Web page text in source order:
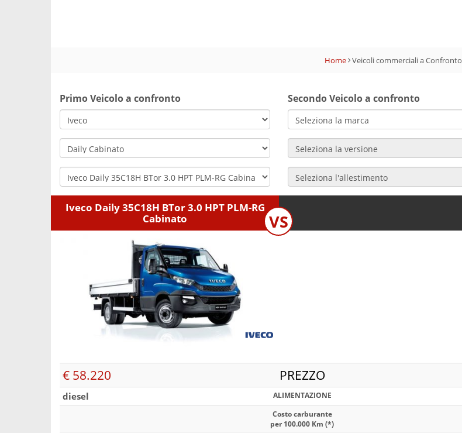
Home Veicoli commerciali a Confronto
Primo Veicolo a confronto Secondo Veicolo a confronto
Iveco Daily 35C18H BTor 3.0 HPT PLM-RG
Cabinato
VS
€ 58.220 PREZZO
diesel
ALIMENTAZIONE
Costo carburante
per 100.000 Km (*)